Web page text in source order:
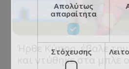
Ήρθε Κύπρο, έβαλε την
και ντύθηκε στα μπλε ο
Απολύτως
απαραίτητα
Στόχευσης